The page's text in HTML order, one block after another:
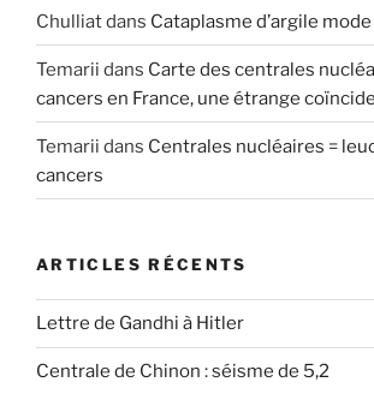
Chulliatdans Cataplasme d’argile mode
Temarii dans Carte des centrales
cancers en France, une étrange
Temarii dans Centrales nucléaires =
cancers
ARTICLES RÉCENTS
Lettre de Gandhi à Hitler
Centrale de Chinon : séisme de 5,2